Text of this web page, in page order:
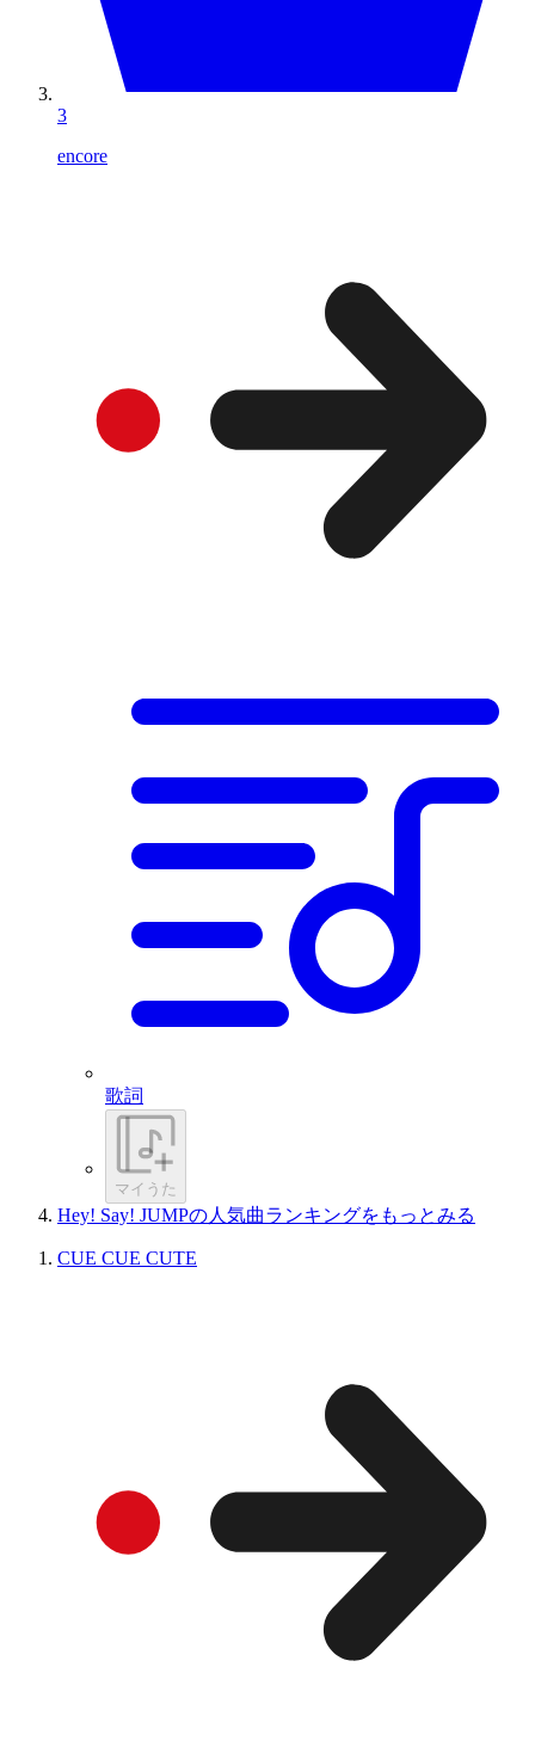
3
encore
歌詞
マイうた
Hey! Say! JUMPの人気曲ランキングをもっとみる
CUE CUE CUTE